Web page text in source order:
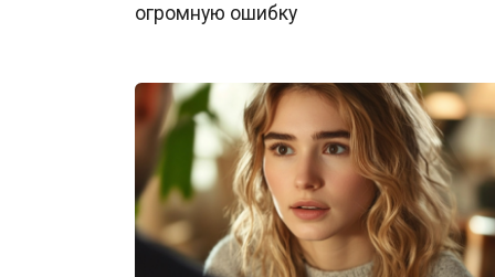
огромную ошибку